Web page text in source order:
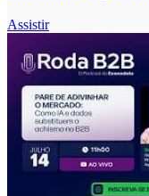
Assistir